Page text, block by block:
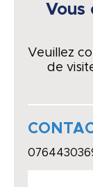
Vous
Veuillez
de